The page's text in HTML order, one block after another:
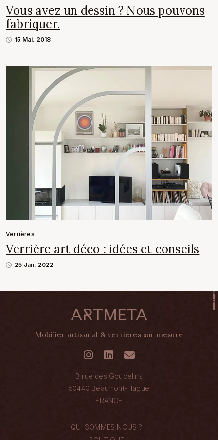
Vous avez un dessin ? Nous pouvons
fabriquer.
15 Mai. 2018
Verrières
Verrière art déco : idées et conseils
25 Jan. 2022
Mobilier artisanal & verrières sur mesure
3 rue des Goubelins
50440 Beaumont-Hague
FRANCE
QUI SOMMES NOUS ?